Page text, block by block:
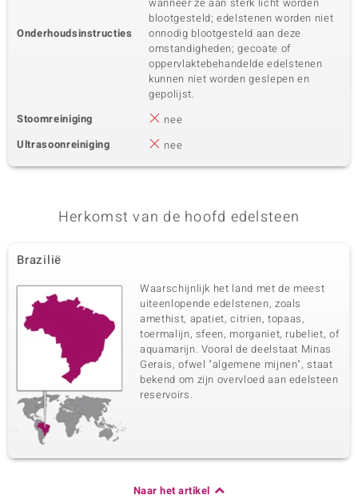
Onderhoudsinstructies
blootgesteld; edelstenen worden niet
onnodig blootgesteld aan deze
omstandigheden; gecoate of
oppervlaktebehandelde edelstenen
kunnen niet worden geslepen en
gepolijst.
Stoomreiniging
nee
Ultrasoonreiniging
nee
Herkomst van de hoofd edelsteen
Brazilië
Waarschijnlijk het land met de meest
uiteenlopende edelstenen, zoals
amethist, apatiet, citrien, topaas,
toermalijn, sfeen, morganiet, rubeliet, of
aquamarijn. Vooral de deelstaat Minas
Gerais, ofwel "algemene mijnen", staat
bekend om zijn overvloed aan edelsteen
reservoirs.
Naar het artikel